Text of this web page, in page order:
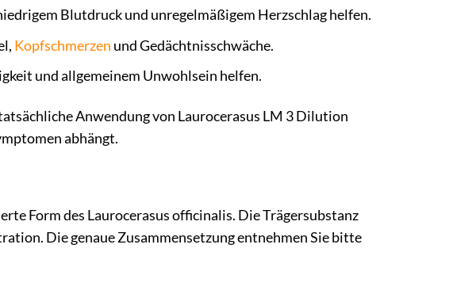
Blutdruck und unregelmäßigem Herzschlag helfen.
Kopfschmerzen und Gedächtnisschwäche.
und allgemeinem Unwohlsein helfen.
Anwendung von Laurocerasus LM 3 Dilution
abhängt.
Form des Laurocerasus officinalis. Die Trägersubstanz
Die genaue Zusammensetzung entnehmen Sie bitte